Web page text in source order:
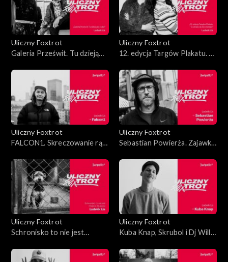
Uliczny Foxtrot
Galeria Prześwit. Tu dzieją
Uliczny Foxtrot
12. edycja Targów Plakatu. Ta
Uliczny Foxtrot
FALCON1. Skreczowanie rąk
Uliczny Foxtrot
Sebastian Powierża. Zajawka
Uliczny Foxtrot
Schronisko to nie jest
Uliczny Foxtrot
Kuba Knap, Skrubol i Dj Willy